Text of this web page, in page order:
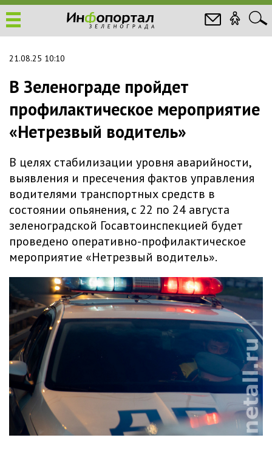
21.08.25 10:10
В Зеленограде пройдет
профилактическое мероприятие
«Нетрезвый водитель»
В целях стабилизации уровня аварийности,
выявления и пресечения фактов управления
водителями транспортных средств в
состоянии опьянения, с 22 по 24 августа
зеленоградской Госавтоинспекцией будет
проведено оперативно-профилактическое
мероприятие «Нетрезвый водитель».